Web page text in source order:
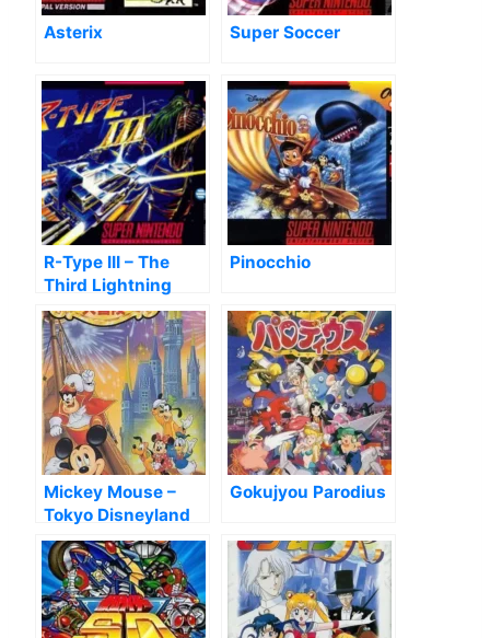
Asterix Super Soccer
R-Type III – The
Third Lightning
Pinocchio
Mickey Mouse –
Tokyo Disneyland
No Daibouken
Gokujyou Parodius